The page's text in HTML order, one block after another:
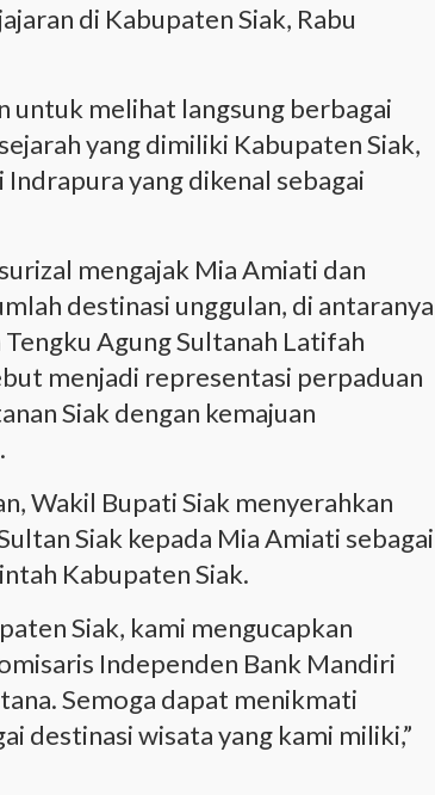
di Kabupaten Siak, Rabu
untuk melihat langsung berbagai
yang dimiliki Kabupaten Siak,
Indrapura yang dikenal sebagai
mengajak Mia Amiati dan
destinasi unggulan, di antaranya
Agung Sultanah Latifah
menjadi representasi perpaduan
Siak dengan kemajuan
Wakil Bupati Siak menyerahkan
Siak kepada Mia Amiati sebagai
Kabupaten Siak.
Siak, kami mengucapkan
Independen Bank Mandiri
Semoga dapat menikmati
destinasi wisata yang kami miliki,”